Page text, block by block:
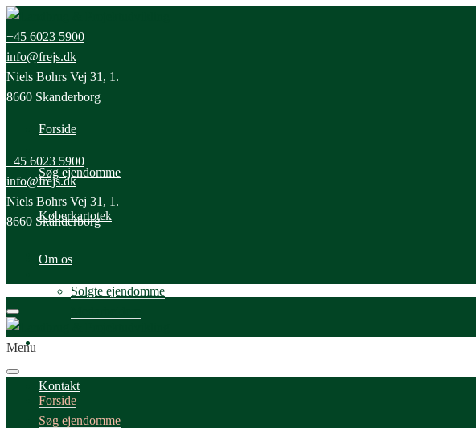
+45 6023 5900
info@frejs.dk
Niels Bohrs Vej 31, 1.
8660 Skanderborg
Forside
Søg ejendomme
Køberkartotek
Om os
Solgte ejendomme
Kontakt
+45 6023 5900
info@frejs.dk
Niels Bohrs Vej 31, 1.
8660 Skanderborg
Menu
Forside
Søg ejendomme